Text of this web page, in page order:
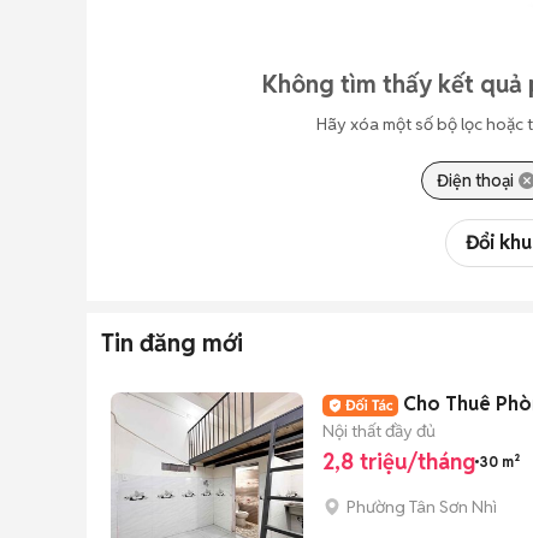
Không tìm thấy kết quả
Hãy xóa một số bộ lọc hoặc
Điện thoại
Đổi
Tin đăng mới
Cho Thuê
Nội thất đầy đủ
2,8 triệu/tháng 30 m²
Phường Tân Sơn Nhì